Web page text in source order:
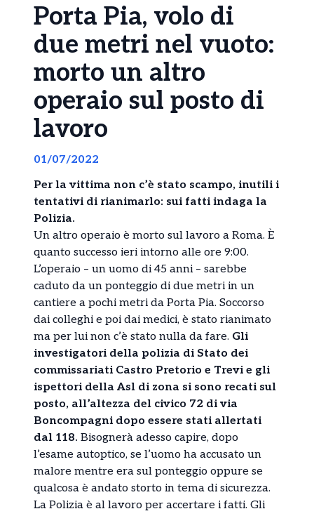
Porta Pia, volo di
due metri nel vuoto:
morto un altro
operaio sul posto di
lavoro
01/07/2022
Per la vittima non c’è stato scampo, inutili i
tentativi di rianimarlo: sui fatti indaga la
Polizia.
Un altro operaio è morto sul lavoro a Roma. È
quanto successo ieri intorno alle ore 9:00.
L’operaio – un uomo di 45 anni – sarebbe
caduto da un ponteggio di due metri in un
cantiere a pochi metri da Porta Pia. Soccorso
dai colleghi e poi dai medici, è stato rianimato
ma per lui non c’è stato nulla da fare. Gli
investigatori della polizia di Stato dei
commissariati Castro Pretorio e Trevi e gli
ispettori della Asl di zona si sono recati sul
posto, all’altezza del civico 72 di via
Boncompagni dopo essere stati allertati
dal 118. Bisognerà adesso capire, dopo
l’esame autoptico, se l’uomo ha accusato un
malore mentre era sul ponteggio oppure se
qualcosa è andato storto in tema di sicurezza.
La Polizia è al lavoro per accertare i fatti. Gli